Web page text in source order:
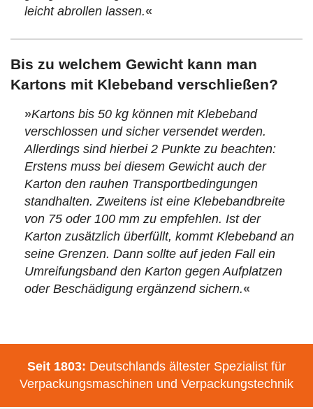
leicht abrollen lassen.«
Bis zu welchem Gewicht kann man
Kartons mit Klebeband verschließen?
»Kartons bis 50 kg können mit Klebeband
verschlossen und sicher versendet werden.
Allerdings sind hierbei 2 Punkte zu beachten:
Erstens muss bei diesem Gewicht auch der
Karton den rauhen Transportbedingungen
standhalten. Zweitens ist eine Klebebandbreite
von 75 oder 100 mm zu empfehlen. Ist der
Karton zusätzlich überfüllt, kommt Klebeband an
seine Grenzen. Dann sollte auf jeden Fall ein
Umreifungsband den Karton gegen Aufplatzen
oder Beschädigung ergänzend sichern.«
Seit 1803: Deutschlands ältester Spezialist für
Verpackungsmaschinen und Verpackungstechnik